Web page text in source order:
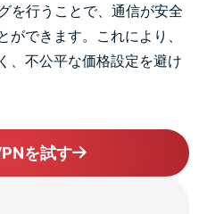
を行うことで、通信が安全
できます。これにより、
、不公平な価格設定を避け
を試す